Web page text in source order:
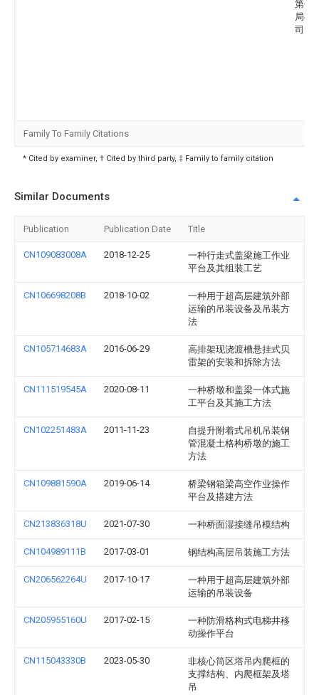
第七
局有
司
Family To Family Citations
* Cited by examiner, † Cited by third party, ‡ Family to family citation
Similar Documents
Publication Publication Date Title
CN109083008A 2018-12-25
一种行走式盖梁施工作业
平台及其组装工艺
CN106698208B 2018-10-02
一种用于超高层建筑外部
运输的吊装设备及吊装方
法
CN105714683A 2016-06-29
高排架现浇渡槽悬挂式贝
雷架的安装和拆除方法
CN111519545A 2020-08-11
一种桥墩和盖梁一体式施
工平台及其施工方法
CN102251483A 2011-11-23
自提升附着式吊机吊装钢
管混凝土格构桥墩的施工
方法
CN109881590A 2019-06-14
桥梁钢箱梁高空作业操作
平台及搭建方法
CN213836318U 2021-07-30 一种桥面湿接缝吊模结构
CN104989111B 2017-03-01 钢结构高层吊装施工方法
CN206562264U 2017-10-17
一种用于超高层建筑外部
运输的吊装设备
CN205955160U 2017-02-15
一种防滑格构式电梯井移
动操作平台
CN115043330B 2023-05-30
非核心筒区塔吊内爬框的
支撑结构、内爬框架及塔
吊